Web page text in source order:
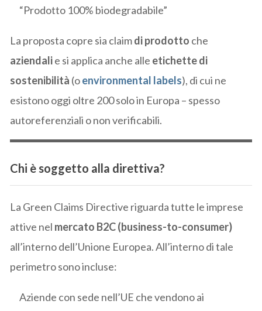
“Prodotto 100% biodegradabile”
La proposta copre sia claimdi prodotto che
aziendalie si applica anche alle etichette di
sostenibilità (oenvironmental labels), di cui ne
esistono oggi oltre 200 solo in Europa – spesso
autoreferenziali o non verificabili.
Chi è soggetto alla direttiva?
La Green Claims Directive riguarda tutte le imprese
attive nel mercato B2C (business-to-consumer)
all’interno dell’Unione Europea. All’interno di tale
perimetro sono incluse:
Aziende con sede nell’UE che vendono ai